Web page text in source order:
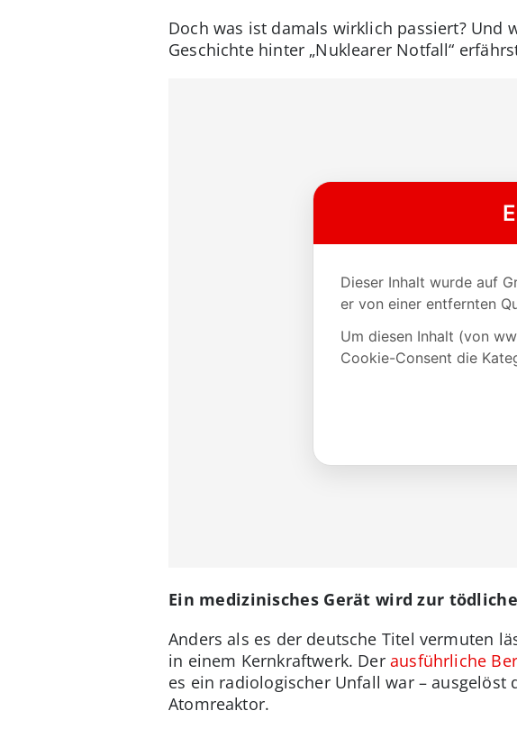
Doch was ist damals wirklich passiert? Und
Geschichte hinter „Nuklearer Notfall“
Ein medizinisches Gerät wird zur
Anders als es der deutsche Titel vermuten
in einem Kernkraftwerk. Derausführliche
es ein radiologischer Unfall war –
Atomreaktor.